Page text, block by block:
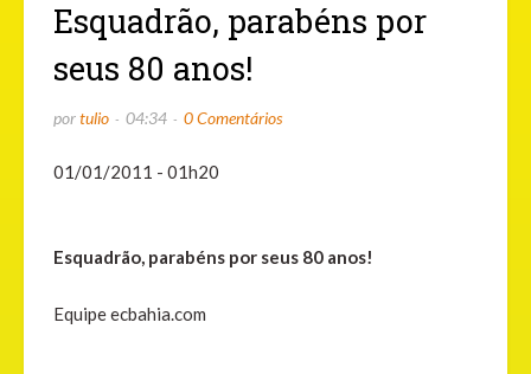
Esquadrão, parabéns por
seus 80 anos!
portulio 04:34 0 Comentários
01/01/2011 - 01h20
Esquadrão, parabéns por seus 80 anos!
Equipe ecbahia.com